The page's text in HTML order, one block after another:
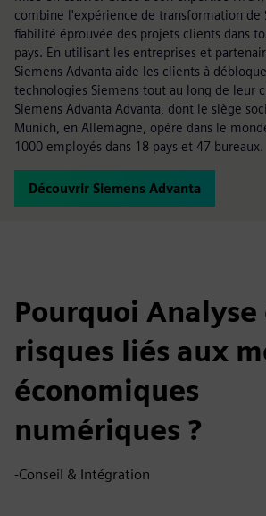
combine l'expérience de transformation de
fiabilité éprouvée des projets clients dans
pays. En utilisant les entreprises et
Siemens Advanta aide les clients à
technologies Siemens tout au long de leur
Siemens Advanta Advanta, dont le siège
Munich, en Allemagne, opère dans le
1000 employés dans 18 pays et 47 bureaux.
Découvrir Siemens Advanta
Pourquoi Analyse
risques liés aux
économiques
numériques ?
-Conseil & Intégration